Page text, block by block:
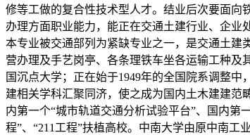
修等工做的复合性技术型人才。结业后次要面向
办理方面职业能力，能正在交通土建行业、企业
本专业被交通部列为紧缺专业之一，是交通土建
营办理及手艺岗亭、各条理铁车坐各运输工种
国沉点大学；正在始于1949年的全国院系调整
建相关学科汇聚同济，使之成为国内土木建建范
内第一个“城市轨道交通分析试验平台”、国内第
程”、“211工程”扶植高校。中南大学由原中南